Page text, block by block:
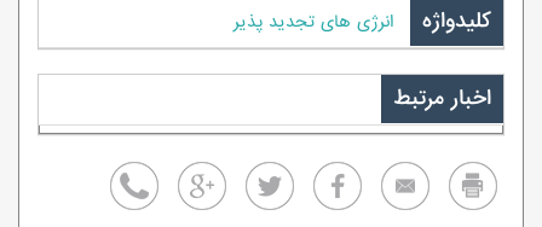
کلیدواژه انرژی های تجدید پذیر
اخبار مرتبط